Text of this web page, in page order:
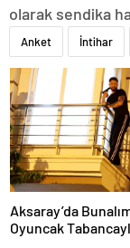
olarak sendika
Anket İntihar
Aksaray’da
Oyuncak